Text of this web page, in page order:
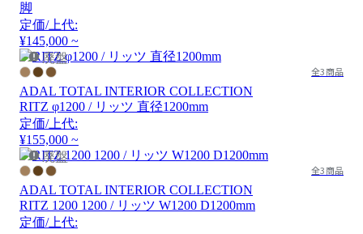
脚
定価/上代:
¥145,000 ~
廃盤
全3商品
ADAL TOTAL INTERIOR COLLECTION
RITZ φ1200 / リッツ 直径1200mm
定価/上代:
¥155,000 ~
廃盤
全3商品
ADAL TOTAL INTERIOR COLLECTION
RITZ 1200 1200 / リッツ W1200 D1200mm
定価/上代: